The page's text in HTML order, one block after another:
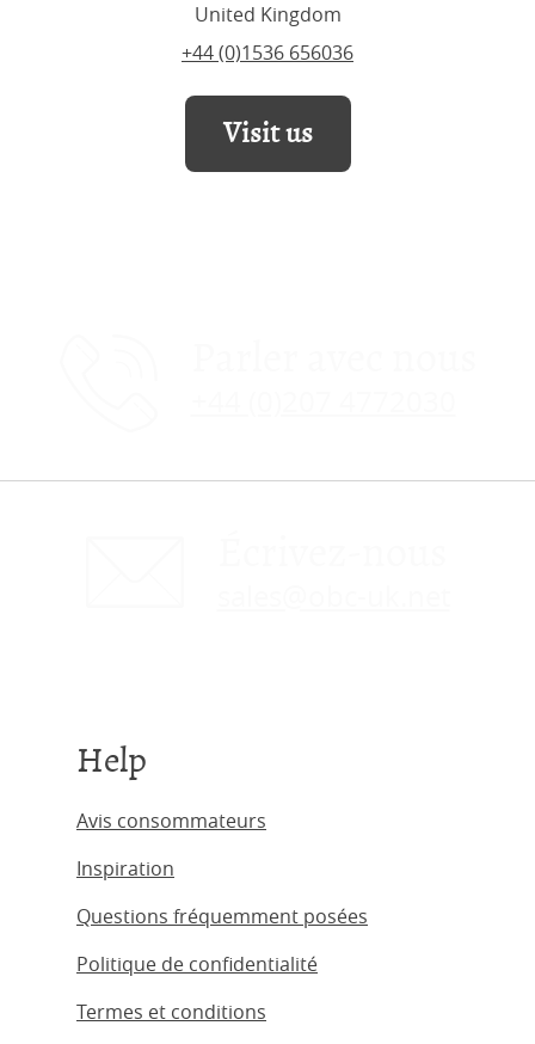
United Kingdom
+44 (0)1536 656036
Visit us
Help
Avis consommateurs
Inspiration
Questions fréquemment posées
Politique de confidentialité
Termes et conditions